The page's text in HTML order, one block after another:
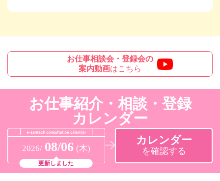
お仕事相談会・登録会の
案内動画はこちら
お仕事紹介・相談・登録
カレンダー
2026/ 08/06 (木)
更新しました
カレンダー
を確認する